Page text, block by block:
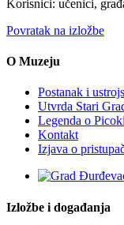
Korisnici: učenici,
Povratak na izložbe
O Muzeju
Postanak i
Utvrda Stari
Legenda o
Kontakt
Izjava o
Izložbe i događanja